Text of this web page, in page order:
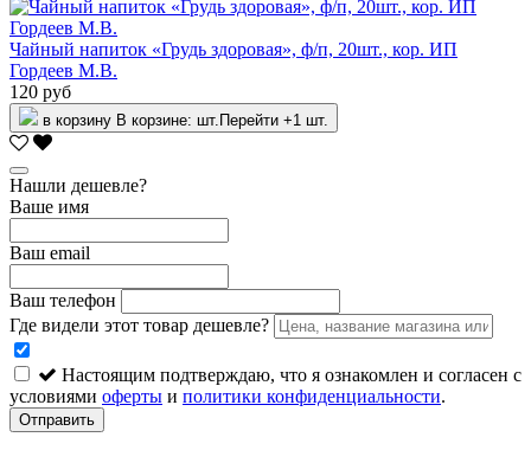
Чайный напиток «Грудь здоровая», ф/п, 20шт., кор. ИП
Гордеев М.В.
120 руб
в корзину В корзине: шт. Перейти +1 шт.
Нашли дешевле?
Ваше имя
Ваш email
Ваш телефон
Где видели этот товар дешевле?
Настоящим подтверждаю, что я ознакомлен и согласен с
условиями оферты и политики конфиденциальности.
Отправить